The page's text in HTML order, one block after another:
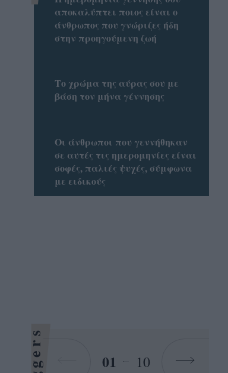
αποκαλύπτει ποιος είναι ο
άνθρωπος που γνώριζες ήδη
στην προηγούμενη ζωή
Το χρώμα της αύρας σoυ με
βάση τον μήνα γέννησης
Οι άνθρωποι που γεννήθηκαν
σε αυτές τις ημερομηνίες είναι
σοφές, παλιές ψυχές, σύμφωνα
με ειδικούς
01 10